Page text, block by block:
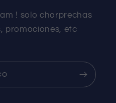
! solo chorprechas
promociones, etc